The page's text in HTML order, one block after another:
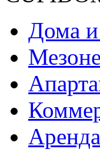
Дома